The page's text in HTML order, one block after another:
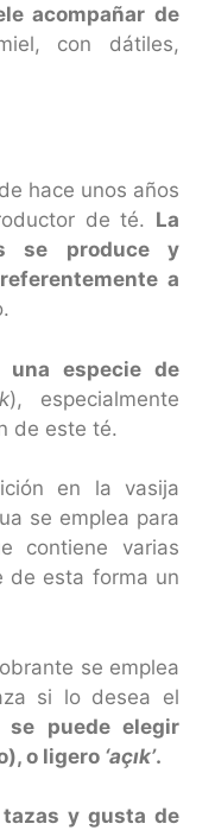
acompañar de
con dátiles,
hace unos años
de té. La
se produce y
a
una especie de
), especialmente
de este té.
en la vasija
se emplea para
contiene varias
de esta forma un
se emplea
si lo desea el
se puede elegir
o ligero ‘açık’.
y gusta de